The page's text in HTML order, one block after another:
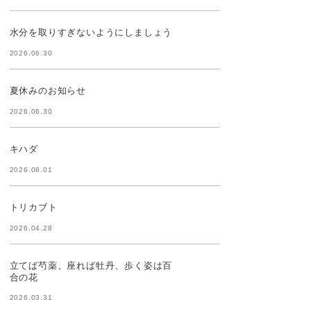
水分を取りすぎないようにしましょう
2026.06.30
夏休みのお知らせ
2026.06.30
キハダ
2026.06.01
トリカブト
2026.04.28
立てば芍薬、座れば牡丹、歩く姿は百
合の花
2026.03.31